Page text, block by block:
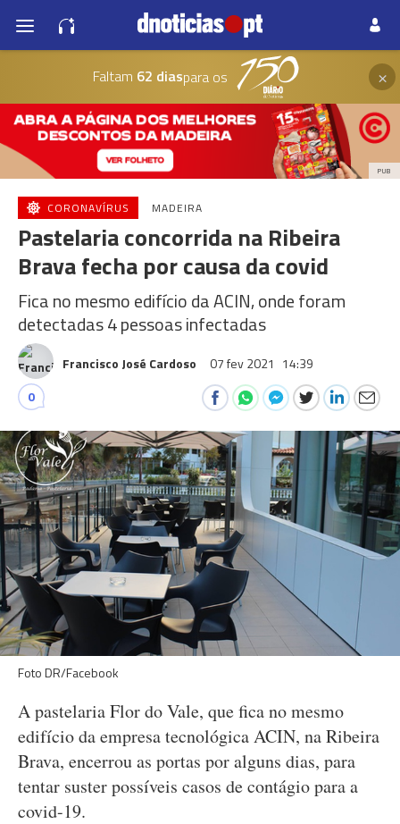
Faltam 62 diaspara os ×
PUB
CORONAVÍRUS MADEIRA
Pastelaria concorrida na Ribeira
Brava fecha por causa da covid
Fica no mesmo edifício da ACIN, onde foram
detectadas 4 pessoas infectadas
Francisco José Cardoso 07 fev 2021 14:39
0
Foto DR/Facebook
A pastelaria Flor do Vale, que fica no mesmo
edifício da empresa tecnológica ACIN, na Ribeira
Brava, encerrou as portas por alguns dias, para
tentar suster possíveis casos de contágio para a
covid-19.